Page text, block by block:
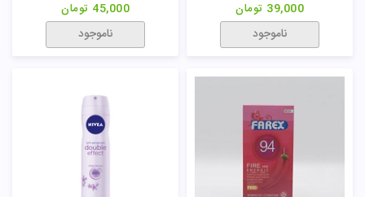
39,000 تومان
ناموجود
45,000 تومان
ناموجود